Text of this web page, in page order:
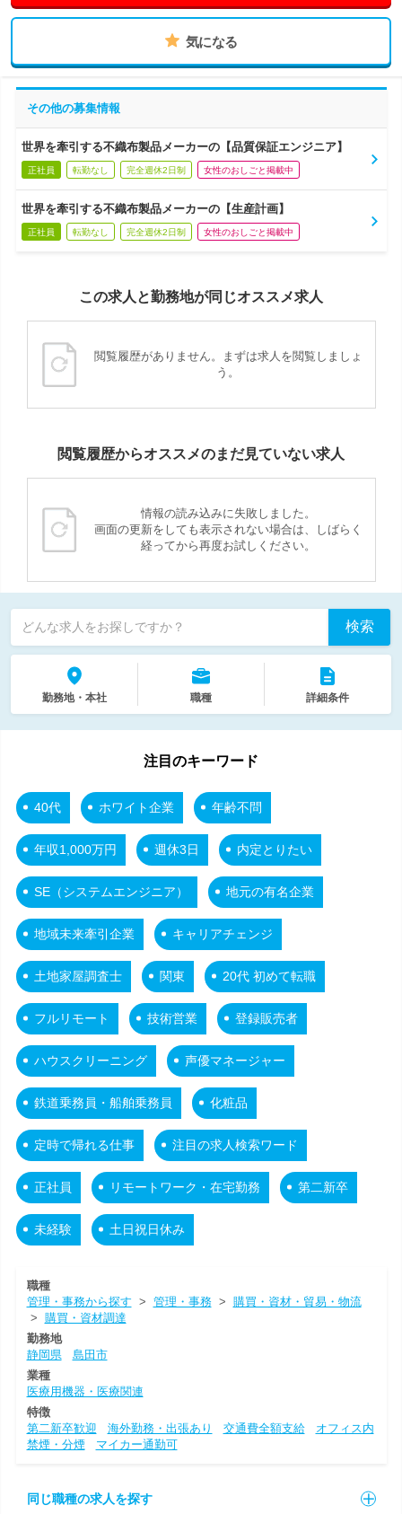
気になる
その他の募集情報
世界を牽引する不織布製品メーカーの【品質保証エンジニア】
正社員 転勤なし 完全週休2日制 女性のおしごと掲載中
世界を牽引する不織布製品メーカーの【生産計画】
正社員 転勤なし 完全週休2日制 女性のおしごと掲載中
この求人と勤務地が同じオススメ求人
閲覧履歴がありません。まずは求人を閲覧しましょ
う。
閲覧履歴からオススメのまだ見ていない求人
情報の読み込みに失敗しました。
画面の更新をしても表示されない場合は、しばらく
経ってから再度お試しください。
どんな求人をお探しですか？ 検索
勤務地・本社 職種 詳細条件
注目のキーワード
40代 ホワイト企業 年齢不問
年収1,000万円 週休3日 内定とりたい
SE（システムエンジニア） 地元の有名企業
地域未来牽引企業 キャリアチェンジ
土地家屋調査士 関東 20代 初めて転職
フルリモート 技術営業 登録販売者
ハウスクリーニング 声優マネージャー
鉄道乗務員・船舶乗務員 化粧品
定時で帰れる仕事 注目の求人検索ワード
正社員 リモートワーク・在宅勤務 第二新卒
未経験 土日祝日休み
職種
管理・事務から探す > 管理・事務> 購買・資材・貿易・物流
> 購買・資材調達
勤務地
静岡県
島田市
業種
医療用機器・医療関連
特徴
第二新卒歓迎
海外勤務・出張あり 交通費全額支給
オフィス内
禁煙・分煙
マイカー通勤可
同じ職種の求人を探す